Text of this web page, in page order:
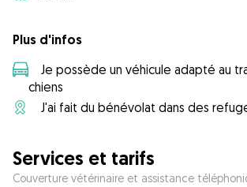
Plus d'infos
Je possède un véhicule adapté au
chiens
J'ai fait du bénévolat dans des
Services et tarifs
Couverture vétérinaire et assistance